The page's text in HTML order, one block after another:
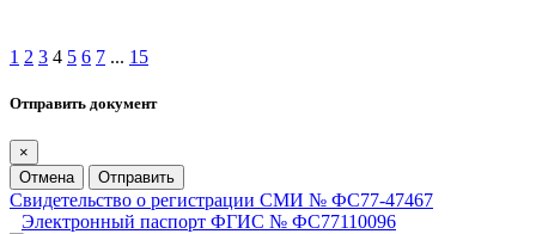
1 2 3 4 5 6 7 ... 15
Отправить документ
×
Отмена
Отправить
Свидетельство о регистрации СМИ № ФС77-47467
Электронный паспорт ФГИС № ФС77110096